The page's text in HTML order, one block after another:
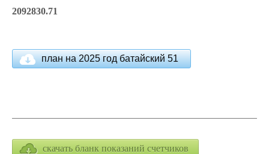
2092830.71
план на 2025 год батайский 51
скачать бланк показаний счетчиков